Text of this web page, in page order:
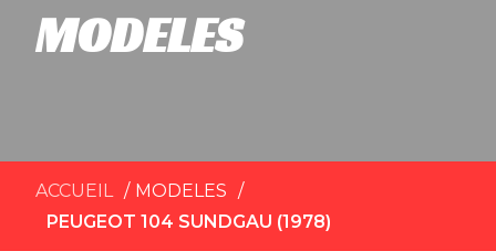
MODELES
ACCUEIL
MODELES
PEUGEOT 104 SUNDGAU (1978)